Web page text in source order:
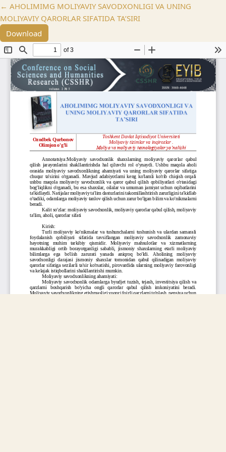
← Return to Article Details
AHOLIMIMG MOLIYAVIY SAVODXONLIGI VA UNING
MOLIYAVIY QARORLAR SIFATIDA TA’SIRI
Download